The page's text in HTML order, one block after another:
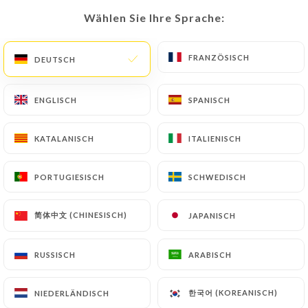
Wählen Sie Ihre Sprache:
DEUTSCH FRANZÖSISCH
ENGLISCH SPANISCH
KATALANISCH ITALIENISCH
PORTUGIESISCH SCHWEDISCH
简体中文 (CHINESISCH) JAPANISCH
RUSSISCH ARABISCH
NIEDERLÄNDISCH 한국어 (KOREANISCH)
Kontakt
Bistrot Tête d'Or
Wählen Sie Ihre Sprache:
DEUTSCH FRANZÖSISCH
ENGLISCH SPANISCH
KATALANISCH ITALIENISCH
PORTUGIESISCH SCHWEDISCH
简体中文 (CHINESISCH) JAPANISCH
RUSSISCH ARABISCH
NIEDERLÄNDISCH 한국어 (KOREANISCH)